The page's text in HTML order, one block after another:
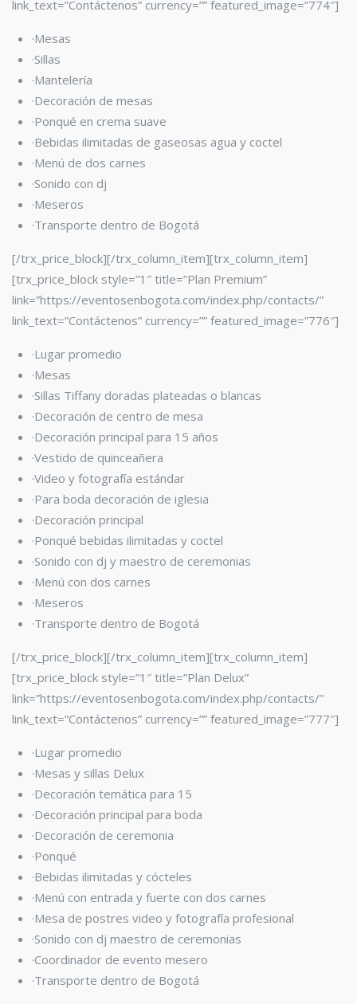
link_text=”Contáctenos” currency=”” featured_image=”774″]
·Mesas
·Sillas
·Mantelería
·Decoración de mesas
·Ponqué en crema suave
·Bebidas ilimitadas de gaseosas agua y coctel
·Menú de dos carnes
·Sonido con dj
·Meseros
·Transporte dentro de Bogotá
[/trx_price_block][/trx_column_item][trx_column_item]
[trx_price_block style=”1″ title=”Plan Premium”
link=”https://eventosenbogota.com/index.php/contacts/”
link_text=”Contáctenos” currency=”” featured_image=”776″]
·Lugar promedio
·Mesas
·Sillas Tiffany doradas plateadas o blancas
·Decoración de centro de mesa
·Decoración principal para 15 años
·Vestido de quinceañera
·Video y fotografía estándar
·Para boda decoración de iglesia
·Decoración principal
·Ponqué bebidas ilimitadas y coctel
·Sonido con dj y maestro de ceremonias
·Menú con dos carnes
·Meseros
·Transporte dentro de Bogotá
[/trx_price_block][/trx_column_item][trx_column_item]
[trx_price_block style=”1″ title=”Plan Delux”
link=”https://eventosenbogota.com/index.php/contacts/”
link_text=”Contáctenos” currency=”” featured_image=”777″]
·Lugar promedio
·Mesas y sillas Delux
·Decoración temática para 15
·Decoración principal para boda
·Decoración de ceremonia
·Ponqué
·Bebidas ilimitadas y cócteles
·Menú con entrada y fuerte con dos carnes
·Mesa de postres video y fotografía profesional
·Sonido con dj maestro de ceremonias
·Coordinador de evento mesero
·Transporte dentro de Bogotá